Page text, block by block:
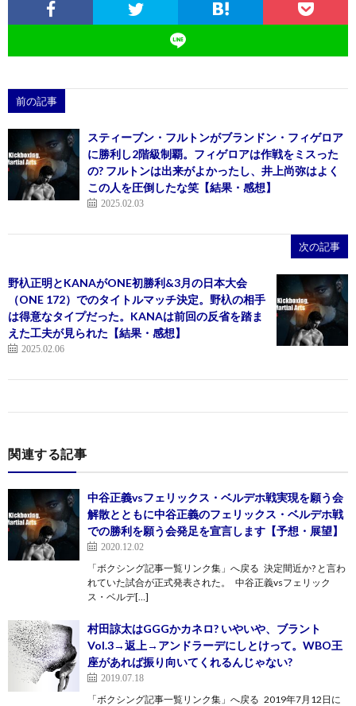
前の記事
スティーブン・フルトンがブランドン・フィゲロア
に勝利し2階級制覇。フィゲロアは作戦をミスった
の? フルトンは出来がよかったし、井上尚弥はよく
この人を圧倒したな笑【結果・感想】
2025.02.03
次の記事
野杁正明とKANAがONE初勝利&3月の日本大会
（ONE 172）でのタイトルマッチ決定。野杁の相手
は得意なタイプだった。KANAは前回の反省を踏ま
えた工夫が見られた【結果・感想】
2025.02.06
関連する記事
中谷正義vsフェリックス・ベルデホ戦実現を願う会
解散とともに中谷正義のフェリックス・ベルデホ戦
での勝利を願う会発足を宣言します【予想・展望】
2020.12.02
「ボクシング記事一覧リンク集」へ戻る 決定間近か? と言わ
れていた試合が正式発表された。 中谷正義vsフェリック
ス・ベルデ[…]
村田諒太はGGGかカネロ? いやいや、ブラント
Vol.3→返上→アンドラーデにしとけって。WBO王
座があれば振り向いてくれるんじゃない?
2019.07.18
「ボクシング記事一覧リンク集」へ戻る 2019年7月12日に